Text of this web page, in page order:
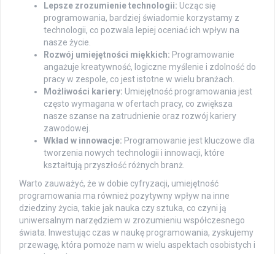
Lepsze zrozumienie technologii: Ucząc się
programowania, bardziej świadomie korzystamy z
technologii, co pozwala lepiej oceniać ich wpływ na
nasze życie.
Rozwój umiejętności miękkich: Programowanie
angażuje kreatywność, logiczne myślenie i zdolność do
pracy w zespole, co jest istotne w wielu branżach.
Możliwości kariery: Umiejętność programowania jest
często wymagana w ofertach pracy, co zwiększa
nasze szanse na zatrudnienie oraz rozwój kariery
zawodowej.
Wkład w innowacje: Programowanie jest kluczowe dla
tworzenia nowych technologii i innowacji, które
kształtują przyszłość różnych branż.
Warto zauważyć, że w dobie cyfryzacji, umiejętność
programowania ma również pozytywny wpływ na inne
dziedziny życia, takie jak nauka czy sztuka, co czyni ją
uniwersalnym narzędziem w zrozumieniu współczesnego
świata. Inwestując czas w naukę programowania, zyskujemy
przewagę, która pomoże nam w wielu aspektach osobistych i